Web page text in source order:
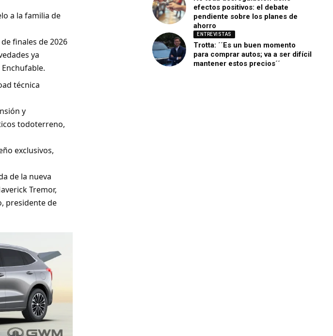
a la familia de
finales de 2026
ya
técnica
y
todoterreno,
exclusivos,
de la nueva
Tremor,
presidente de
efectos positivos: el debate
pendiente sobre los planes de
ahorro
ENTREVISTAS
Trotta: ´´Es un buen momento
para comprar autos; va a ser difícil
mantener estos precios´´